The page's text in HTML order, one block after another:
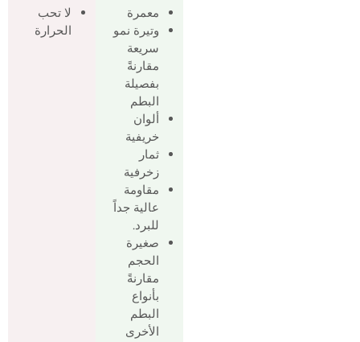
معمرة
وتيرة نمو
سريعة
مقارنةً
بفصيلة
البطم
ألوان
خريفية
ثمار
زخرفية
مقاومة
عالية جداً
للبرد.
صغيرة
الحجم
مقارنةً
بأنواع
البطم
الأخرى
لا تحب
الحرارة